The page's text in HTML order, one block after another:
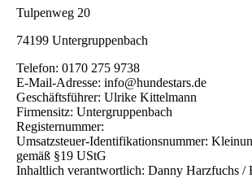
Tulpenweg 20
74199 Untergruppenbach
Telefon: 0170 275 9738
E-Mail-Adresse: info@hundestars.de
Geschäftsführer: Ulrike Kittelmann
Firmensitz: Untergruppenbach
Registernummer:
Umsatzsteuer-Identifikationsnummer:
gemäß §19 UStG
Inhaltlich verantwortlich: Danny Harzfuchs /